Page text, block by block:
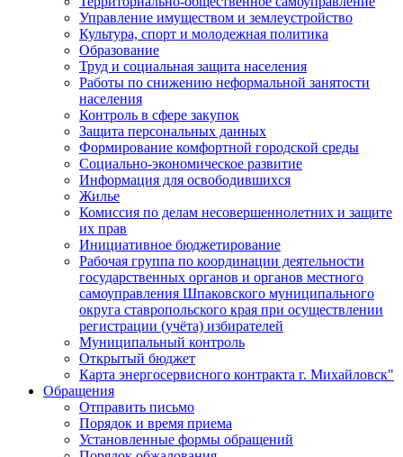
Управление имуществом и землеустройство
Культура, спорт и молодежная политика
Образование
Труд и социальная защита населения
Работы по снижению неформальной занятости
населения
Контроль в сфере закупок
Защита персональных данных
Формирование комфортной городской среды
Социально-экономическое развитие
Информация для освободившихся
Жилье
Комиссия по делам несовершеннолетних и защите
их прав
Инициативное бюджетирование
Рабочая группа по координации деятельности
государственных органов и органов местного
самоуправления Шпаковского муниципального
округа ставропольского края при осуществлении
регистрации (учёта) избирателей
Муниципальный контроль
Открытый бюджет
Карта энергосервисного контракта г. Михайловск"
Обращения
Отправить письмо
Порядок и время приема
Установленные формы обращений